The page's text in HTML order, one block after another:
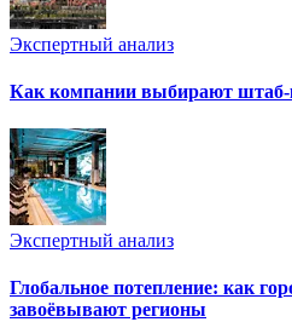
Экспертный анализ
Как компании выбирают
Экспертный анализ
Глобальное потепление: как
завоёвывают регионы